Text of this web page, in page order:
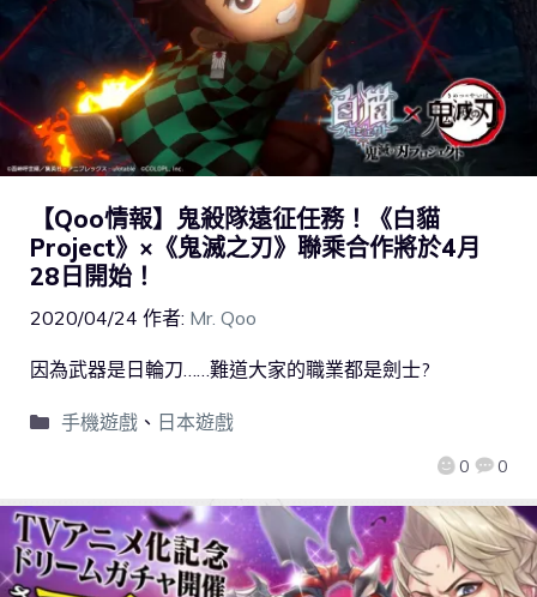
【Qoo情報】鬼殺隊遠征任務！《白貓
Project》×《鬼滅之刃》聯乘合作將於4月
28日開始！
2020/04/24 作者: Mr. Qoo
0 0
因為武器是日輪刀……難道大家的職業都是劍士?
手機遊戲、 日本遊戲